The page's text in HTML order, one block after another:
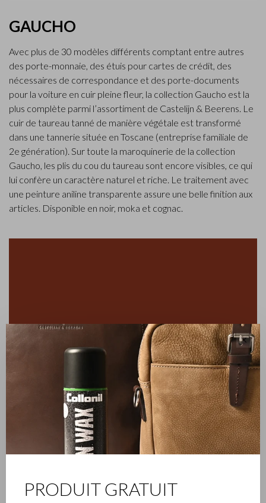
GAUCHO
Avec plus de 30 modèles différents comptant entre autres
des porte-monnaie, des étuis pour cartes de crédit, des
nécessaires de correspondance et des porte-documents
pour la voiture en cuir pleine fleur, la collection Gaucho est la
plus complète parmi l’assortiment de Castelijn & Beerens. Le
cuir de taureau tanné de manière végétale est transformé
dans une tannerie située en Toscane (entreprise familiale de
2e génération). Sur toute la maroquinerie de la collection
Gaucho, les plis du cou du taureau sont encore visibles, ce qui
lui confère un caractère naturel et riche. Le traitement avec
une peinture aniline transparente assure une belle finition aux
articles. Disponible en noir, moka et cognac.
✕
PRODUIT GRATUIT